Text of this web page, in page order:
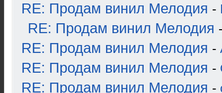
RE: Продам винил Мелодия -
RE: Продам винил Мелодия
RE: Продам винил Мелодия -
RE: Продам винил Мелодия -
RE: Продам винил Мелодия -